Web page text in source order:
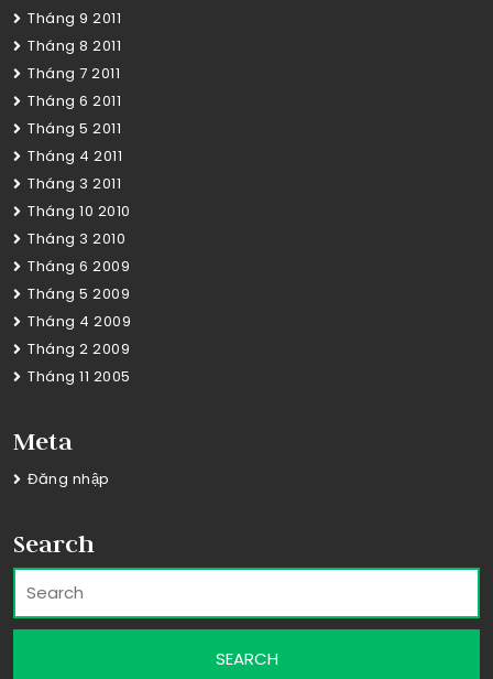
Tháng 9 2011
Tháng 8 2011
Tháng 7 2011
Tháng 6 2011
Tháng 5 2011
Tháng 4 2011
Tháng 3 2011
Tháng 10 2010
Tháng 3 2010
Tháng 6 2009
Tháng 5 2009
Tháng 4 2009
Tháng 2 2009
Tháng 11 2005
Meta
Đăng nhập
Search